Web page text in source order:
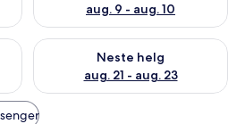
aug. 9 - aug. 10
helgen, aug. 14 - aug. 16
Neste helg
aug. 21 - aug. 23
Sjekk tilgjengelighet for